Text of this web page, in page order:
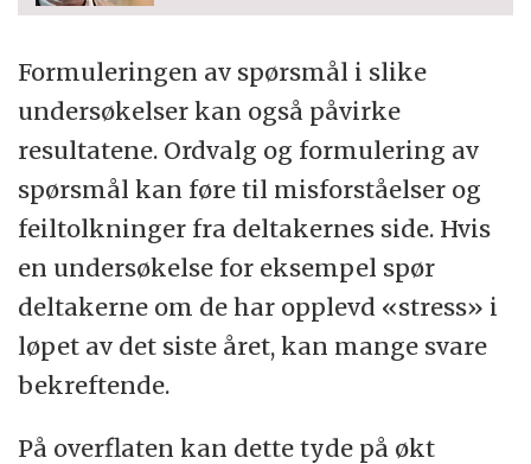
Formuleringen av spørsmål i slike
undersøkelser kan også påvirke
resultatene. Ordvalg og formulering av
spørsmål kan føre til misforståelser og
feiltolkninger fra deltakernes side. Hvis
en undersøkelse for eksempel spør
deltakerne om de har opplevd «stress» i
løpet av det siste året, kan mange svare
bekreftende.
På overflaten kan dette tyde på økt